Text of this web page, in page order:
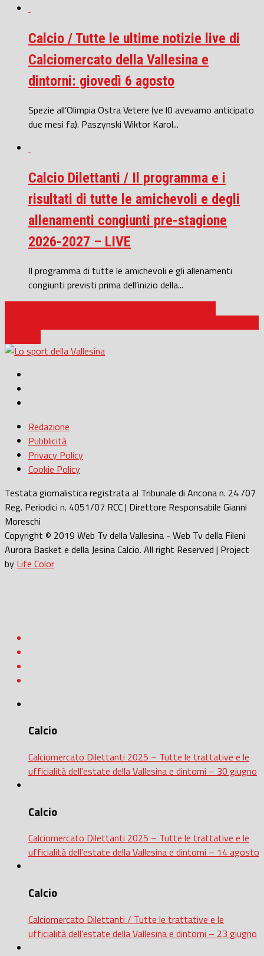
Calcio / Tutte le ultime notizie live di
Calciomercato della Vallesina e
dintorni: giovedì 6 agosto
Spezie all’Olimpia Ostra Vetere (ve l0 avevamo anticipato
due mesi fa). Paszynski Wiktor Karol...
Calcio Dilettanti / Il programma e i
risultati di tutte le amichevoli e degli
allenamenti congiunti pre-stagione
2026-2027 – LIVE
Il programma di tutte le amichevoli e gli allenamenti
congiunti previsti prima dell’inizio della...
Redazione
Pubblicità
Privacy Policy
Cookie Policy
Testata giornalistica registrata al Tribunale di Ancona n. 24 /07
Reg. Periodici n. 4051/07 RCC | Direttore Responsabile Gianni
Moreschi
Copyright © 2019 Web Tv della Vallesina - Web Tv della Fileni
Aurora Basket e della Jesina Calcio. All right Reserved | Project
by Life Color
Calcio
Calciomercato Dilettanti 2025 – Tutte le trattative e le
ufficialità dell’estate della Vallesina e dintorni – 30 giugno
Calcio
Calciomercato Dilettanti 2025 – Tutte le trattative e le
ufficialità dell’estate della Vallesina e dintorni – 14 agosto
Calcio
Calciomercato Dilettanti / Tutte le trattative e le
ufficialità dell’estate della Vallesina e dintorni – 23 giugno